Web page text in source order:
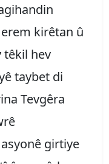
kirêtan û
têkil hev
taybet di
Tevgêra
girtiye